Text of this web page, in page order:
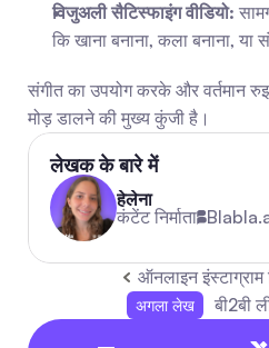
विजुअली सैटिस्फाइंग वीडियो:
कि खाना बनाना, कला बनाना, या
संगीत का उपयोग करके और वर्तमान
मोड़ डालने की मुख्य कुंजी है।
लेखक के बारे में
हेलेना
कंटेंट निर्माता
ऑनलाइन इंस्टाग्राम
अगला लेख
बी2बी